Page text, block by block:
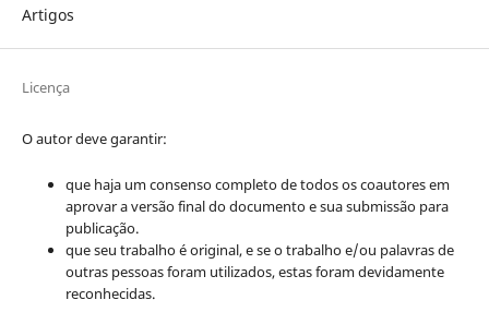
Artigos
Licença
O autor deve garantir:
que haja um consenso completo de todos os coautores em
aprovar a versão final do documento e sua submissão para
publicação.
que seu trabalho é original, e se o trabalho e/ou palavras de
outras pessoas foram utilizados, estas foram devidamente
reconhecidas.